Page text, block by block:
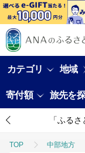
カテゴリ 地域
寄付額 旅先を
「ふる
TOP 中部地方